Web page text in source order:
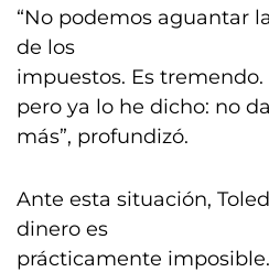
“No podemos aguantar
de los
impuestos. Es
pero ya lo he dicho: no
más”, profundizó.
Ante esta situación,
dinero es
prácticamente